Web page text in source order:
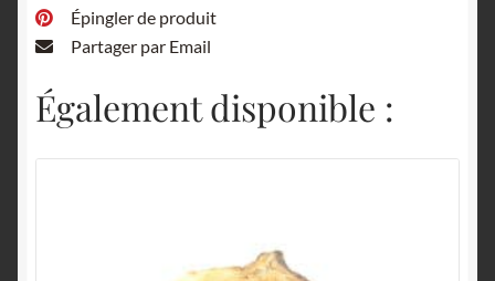
Épingler de produit
Partager par Email
Également disponible :